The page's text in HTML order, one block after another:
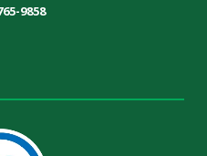
9858